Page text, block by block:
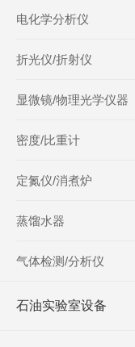
电化学分析仪
折光仪/折射仪
显微镜/物理光学仪器
密度/比重计
定氮仪/消煮炉
蒸馏水器
气体检测/分析仪
石油实验室设备